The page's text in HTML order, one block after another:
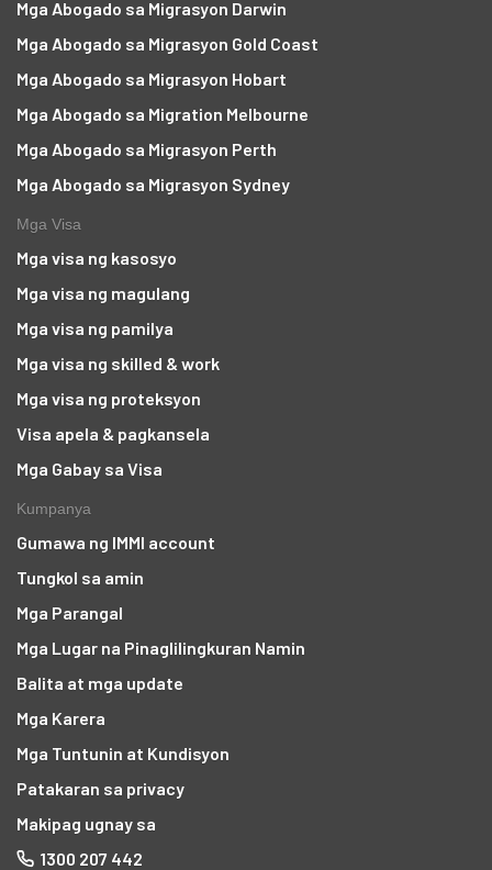
Mga Abogado sa Migrasyon Darwin
Mga Abogado sa Migrasyon Gold Coast
Mga Abogado sa Migrasyon Hobart
Mga Abogado sa Migration Melbourne
Mga Abogado sa Migrasyon Perth
Mga Abogado sa Migrasyon Sydney
Mga Visa
Mga visa ng kasosyo
Mga visa ng magulang
Mga visa ng pamilya
Mga visa ng skilled & work
Mga visa ng proteksyon
Visa apela & pagkansela
Mga Gabay sa Visa
Kumpanya
Gumawa ng IMMI account
Tungkol sa amin
Mga Parangal
Mga Lugar na Pinaglilingkuran Namin
Balita at mga update
Mga Karera
Mga Tuntunin at Kundisyon
Patakaran sa privacy
Makipag ugnay sa
1300 207 442